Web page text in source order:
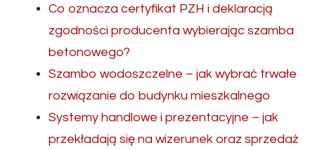
Co oznacza certyfikat PZH i deklaracją
zgodności producenta wybierając szamba
betonowego?
Szambo wodoszczelne – jak wybrać trwałe
rozwiązanie do budynku mieszkalnego
Systemy handlowe i prezentacyjne – jak
przekładają się na wizerunek oraz sprzedaż